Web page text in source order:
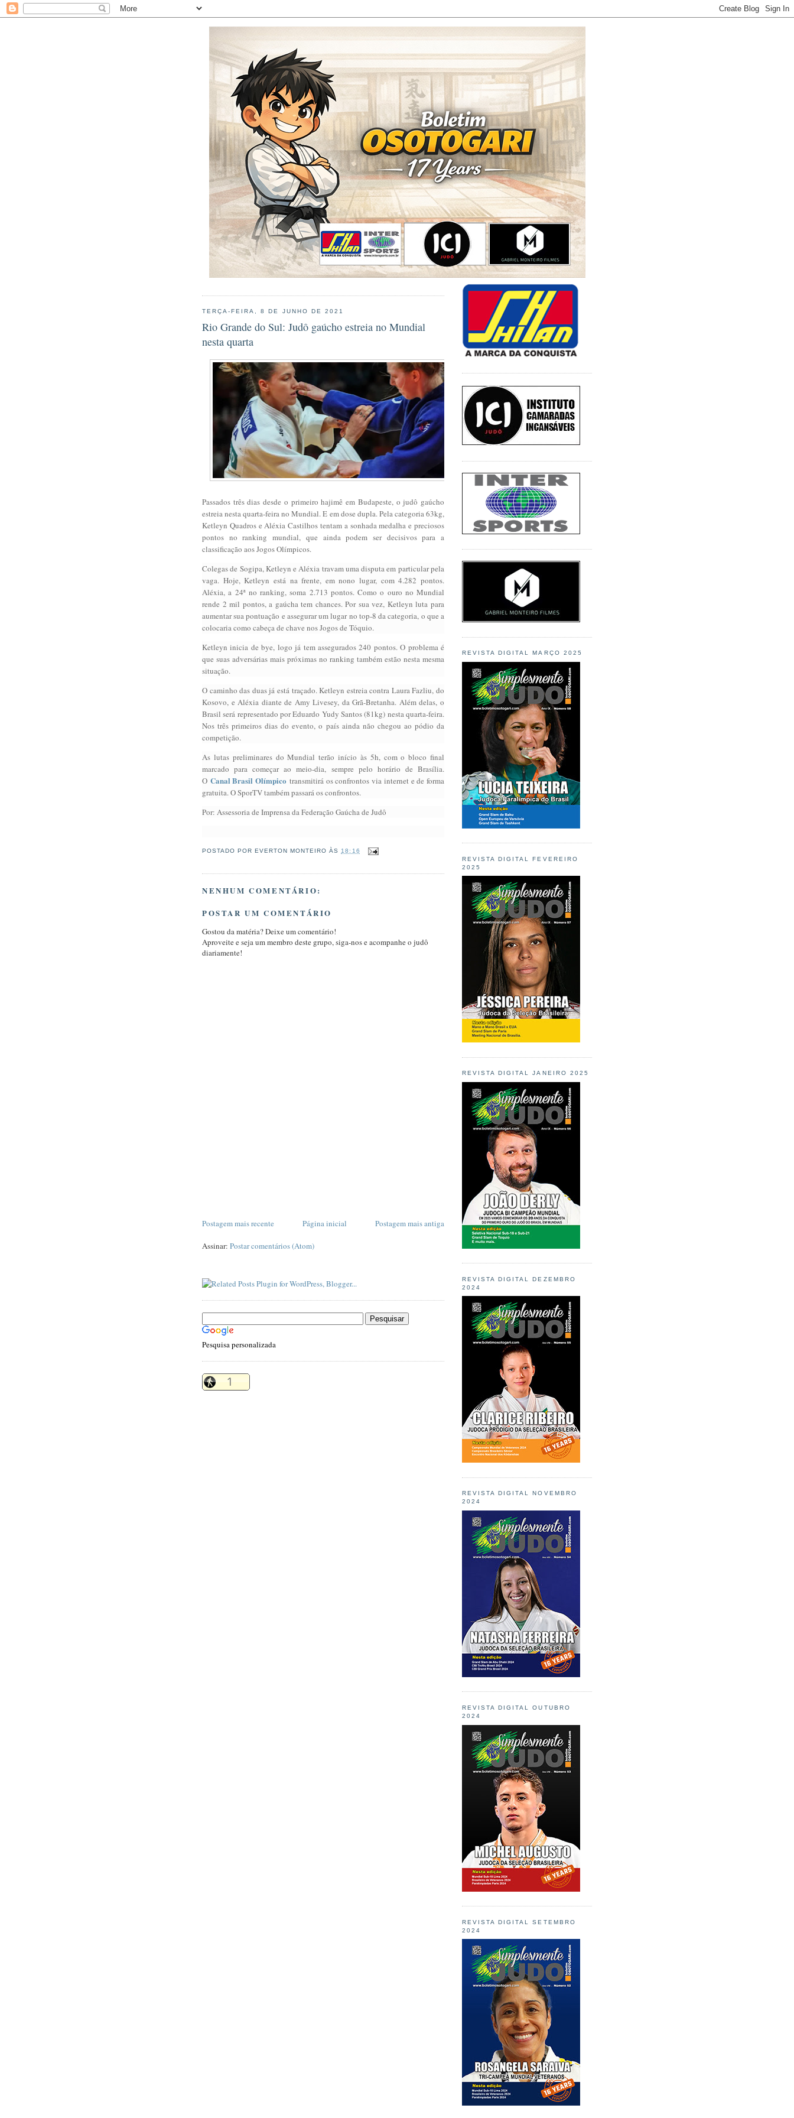
TERÇA-FEIRA, 8 DE JUNHO DE 2021
Rio Grande do Sul: Judô gaúcho estreia no Mundial
nesta quarta
Passados três dias desde o primeiro hajimê em Budapeste, o judô gaúcho
estreia nesta quarta-feira no Mundial. E em dose dupla. Pela categoria 63kg,
Ketleyn Quadros e Aléxia Castilhos tentam a sonhada medalha e preciosos
pontos no ranking mundial, que ainda podem ser decisivos para a
classificação aos Jogos Olímpicos.
Colegas de Sogipa, Ketleyn e Aléxia travam uma disputa em particular pela
vaga. Hoje, Ketleyn está na frente, em nono lugar, com 4.282 pontos.
Aléxia, a 24ª no ranking, soma 2.713 pontos. Como o ouro no Mundial
rende 2 mil pontos, a gaúcha tem chances. Por sua vez, Ketleyn luta para
aumentar sua pontuação e assegurar um lugar no top-8 da categoria, o que a
colocaria como cabeça de chave nos Jogos de Tóquio.
Ketleyn inicia de bye, logo já tem assegurados 240 pontos. O problema é
que suas adversárias mais próximas no ranking também estão nesta mesma
situação.
O caminho das duas já está traçado. Ketleyn estreia contra Laura Fazliu, do
Kosovo, e Aléxia diante de Amy Livesey, da Grã-Bretanha. Além delas, o
Brasil será representado por Eduardo Yudy Santos (81kg) nesta quarta-feira.
Nos três primeiros dias do evento, o país ainda não chegou ao pódio da
competição.
As lutas preliminares do Mundial terão início às 5h, com o bloco final
marcado para começar ao meio-dia, sempre pelo horário de Brasília.
O Canal Brasil Olímpico transmitirá os confrontos via internet e de forma
gratuita. O SporTV também passará os confrontos.
Por: Assessoria de Imprensa da Federação Gaúcha de Judô
POSTADO POREVERTON MONTEIRO ÀS 18:16
NENHUM COMENTÁRIO:
POSTAR UM COMENTÁRIO
Gostou da matéria? Deixe um comentário!
Aproveite e seja um membro deste grupo, siga-nos e acompanhe o judô
diariamente!
Postagem mais recente Postagem mais antiga
Página inicial
Assinar: Postar comentários (Atom)
Pesquisa personalizada
REVISTA DIGITAL MARÇO 2025
REVISTA DIGITAL FEVEREIRO
2025
REVISTA DIGITAL JANEIRO 2025
REVISTA DIGITAL DEZEMBRO
2024
REVISTA DIGITAL NOVEMBRO
2024
REVISTA DIGITAL OUTUBRO
2024
REVISTA DIGITAL SETEMBRO
2024